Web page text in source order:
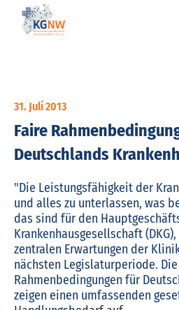
31. Juli 2013
Faire
Deutschlands
"Die Leistungsfähigkeit der
und alles zu unterlassen, was
das sind für den
Krankenhausgesellschaft
zentralen Erwartungen der
nächsten Legislaturperiode.
Rahmenbedingungen für
zeigen einen umfassenden